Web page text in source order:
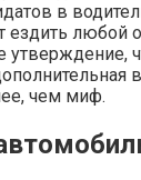
в
любой
утверждение,
чем миф.